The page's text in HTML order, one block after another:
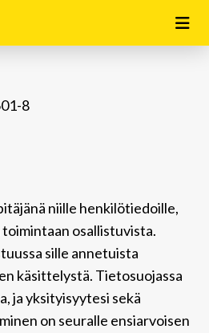
8
niille henkilötiedoille,
osallistuvista.
sille annetuista
käsittelystä. Tietosuojassa
ja yksityisyytesi sekä
on seuralle ensiarvoisen